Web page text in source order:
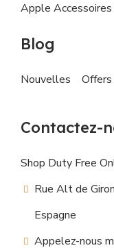
Apple Accessoires
Blog
Nouvelles Offers
Contactez-
Shop Duty Free
Rue Alt de
Espagne
Appelez-nous